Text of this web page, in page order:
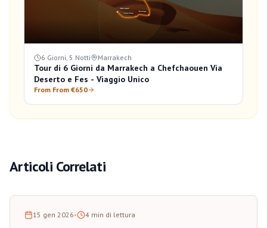
6 Giorni, 5 Notti Marrakech
Tour di 6 Giorni da Marrakech a Chefchaouen Via
Deserto e Fes - Viaggio Unico
From From €650
Articoli Correlati
15 gen 2026• 4 min di lettura